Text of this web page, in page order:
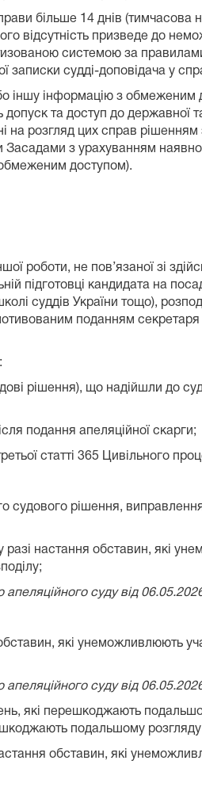
більше 14 днів (тимчасова
відсутність призведе до
системою за
записки судді-доповідача у
іншу інформацію з
та доступ до державної
розгляд цих справ рішенням
з урахуванням
доступом).
роботи, не пов’язаної зі
підготовці кандидата на
суддів України тощо),
поданням секретаря
рішення), що надійшли до
подання апеляційної скарги;
статті 365 Цивільного
судового рішення,
настання обставин, які
апеляційного суду від
які унеможливлюють
апеляційного суду від
які перешкоджають
подальшому розгляду
обставин, які